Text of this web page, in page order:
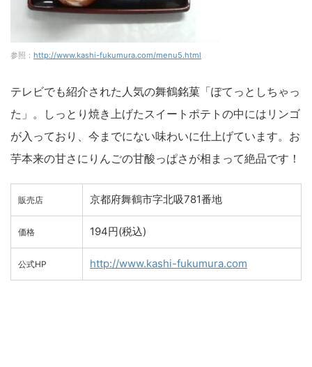
参照： http://www.kashi-fukumura.com/menu5.html
テレビでも紹介された人気の舞鶴銘菓「ぽてっとしちゃっ
た」。しっとり焼き上げたスイートポテトの中にはリンゴ
が入っており、今までにない味わいに仕上げています。お
芋本来の甘さにりんごの甘酸っぱさが相まって絶品です！
販売店 京都府舞鶴市字北吸781番地
価格 194円(税込)
公式HP http://www.kashi-fukumura.com